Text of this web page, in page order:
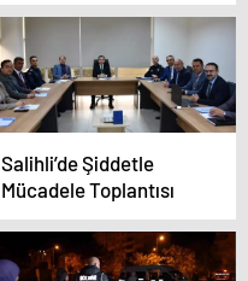
Salihli’de Şiddetle
Mücadele Toplantısı